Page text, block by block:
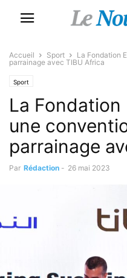
Accueil Sport
La Fondation
parrainage avec TIBU Africa
Sport
La Fondation
une
parrainage
Par Rédaction - 26 mai 2023